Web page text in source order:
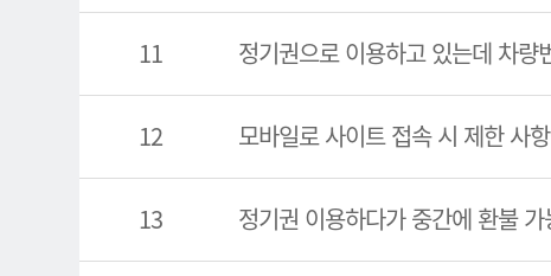
11 정기권으로 이용하고 있는데 차량
12 모바일로 사이트 접속 시 제한 사
13 정기권 이용하다가 중간에 환불